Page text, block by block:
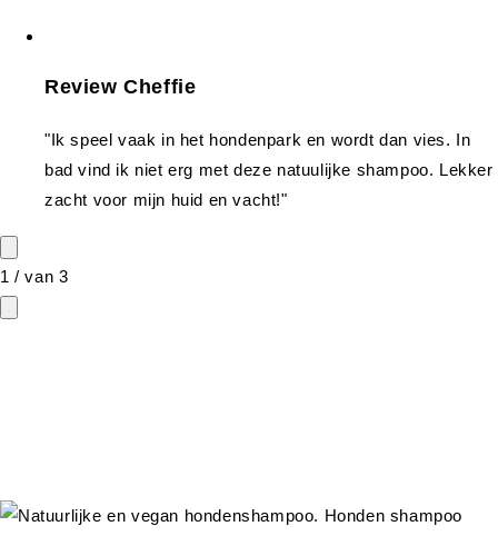
Review Cheffie
"Ik speel vaak in het hondenpark en wordt dan vies. In
bad vind ik niet erg met deze natuulijke shampoo. Lekker
zacht voor mijn huid en vacht!"
1 /van 3